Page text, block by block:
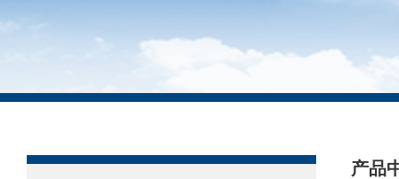
产品